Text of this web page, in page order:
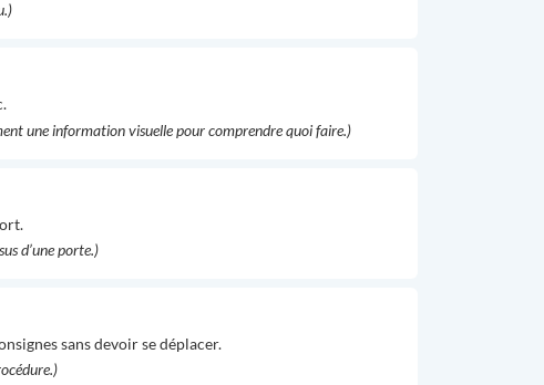
une information visuelle pour comprendre quoi faire.)
d’une porte.)
sans devoir se déplacer.